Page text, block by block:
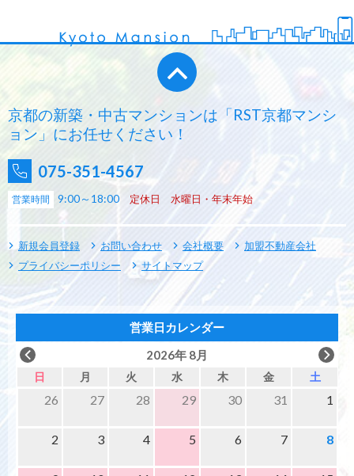
京都の新築・中古マンションは「RST京都マンシ
ョン」にお任せください！
075-351-4567
営業時間 9:00～18:00 定休日 水曜日・年末年始
新規会員登録 お問い合わせ 会社概要
加盟不動産会社
プライバシーポリシー
サイトマップ
営業日カレンダー
2026年 8月
日 月 火 水 木 金 土
26 27 28 29 30 31 1
2 3 4 5 6 7 8